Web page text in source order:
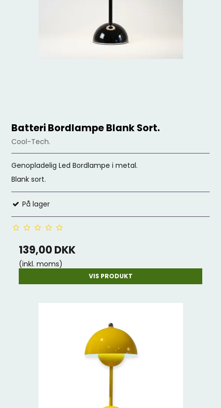
Batteri Bordlampe Blank Sort.
Cool-Tech.
Genopladelig Led Bordlampe i metal.
Blank sort.
På lager
139,00 DKK
(inkl. moms)
VIS PRODUKT